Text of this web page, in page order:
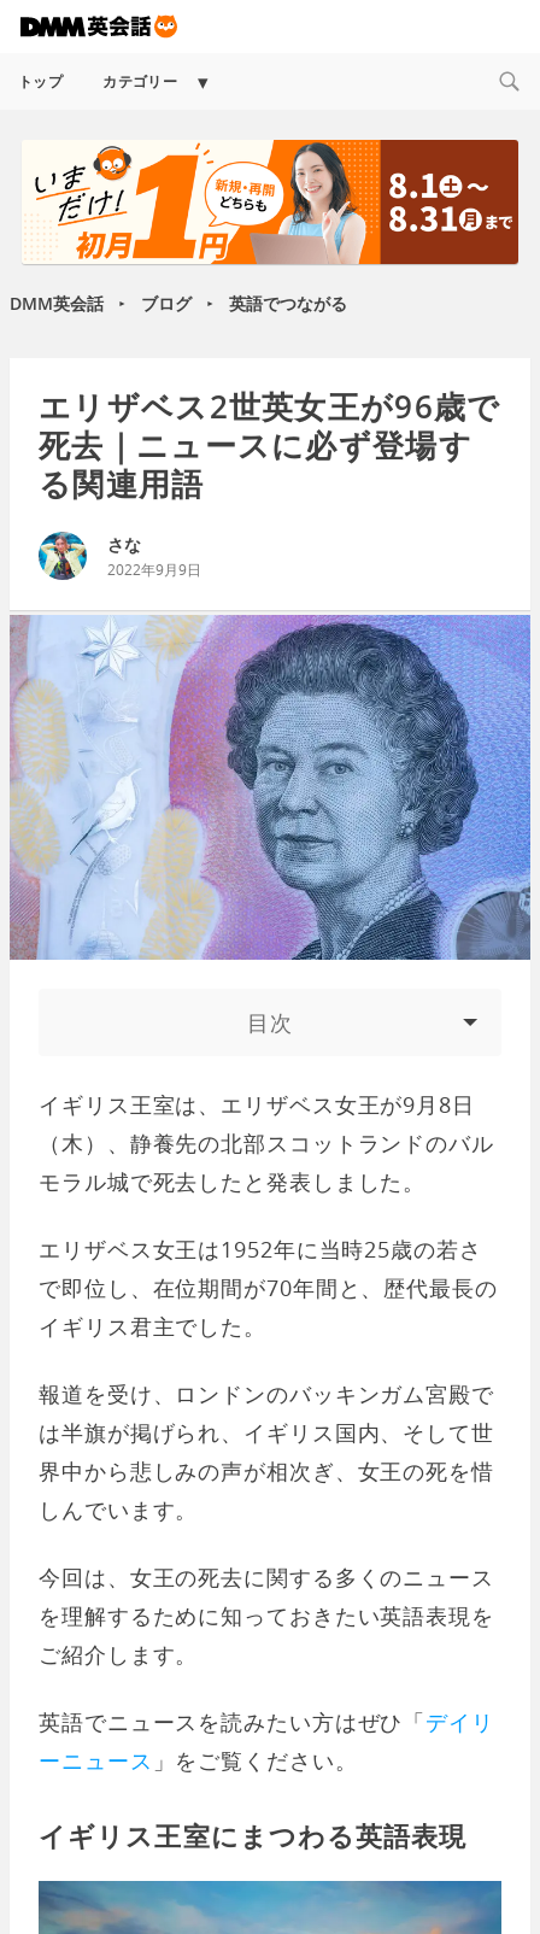
トップ カテゴリー
Expand
DMM英会話 ► ブログ ► 英語でつながる
エリザベス2世英女王が96歳で
死去｜ニュースに必ず登場す
る関連用語
さな
2022年9月9日
目次
イギリス王室は、エリザベス女王が9月8日
（木）、静養先の北部スコットランドのバル
モラル城で死去したと発表しました。
エリザベス女王は1952年に当時25歳の若さ
で即位し、在位期間が70年間と、歴代最長の
イギリス君主でした。
報道を受け、ロンドンのバッキンガム宮殿で
は半旗が掲げられ、イギリス国内、そして世
界中から悲しみの声が相次ぎ、女王の死を惜
しんでいます。
今回は、女王の死去に関する多くのニュース
を理解するために知っておきたい英語表現を
ご紹介します。
英語でニュースを読みたい方はぜひ「デイリ
ーニュース 」をご覧ください。
イギリス王室にまつわる英語表現